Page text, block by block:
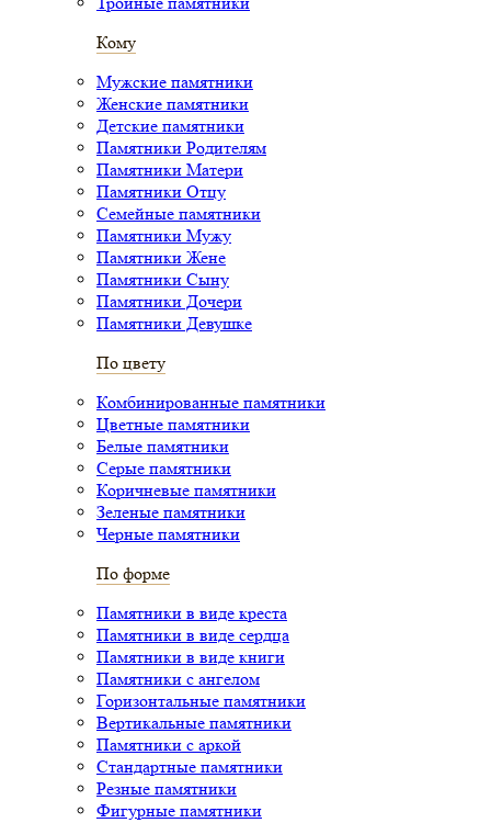
Кому
Мужские памятники
Женские памятники
Детские памятники
Памятники Родителям
Памятники Матери
Памятники Отцу
Семейные памятники
Памятники Мужу
Памятники Жене
Памятники Сыну
Памятники Дочери
Памятники Девушке
По цвету
Комбинированные памятники
Цветные памятники
Белые памятники
Серые памятники
Коричневые памятники
Зеленые памятники
Черные памятники
По форме
Памятники в виде креста
Памятники в виде сердца
Памятники в виде книги
Памятники с ангелом
Горизонтальные памятники
Вертикальные памятники
Памятники с аркой
Стандартные памятники
Резные памятники
Фигурные памятники